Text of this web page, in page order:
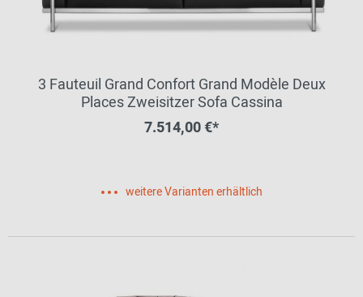
3 Fauteuil Grand Confort Grand Modèle Deux
Places Zweisitzer Sofa Cassina
7.514,00 €*
weitere Varianten erhältlich